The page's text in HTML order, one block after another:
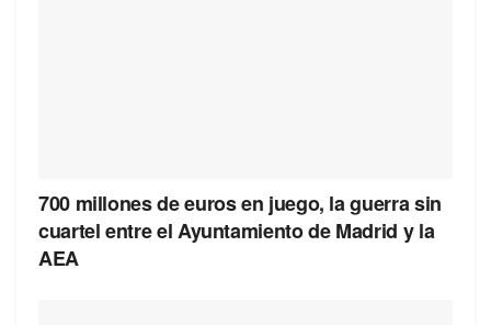
700 millones de euros en juego, la guerra sin
cuartel entre el Ayuntamiento de Madrid y la
AEA